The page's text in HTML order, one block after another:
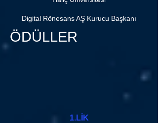
Digital Rönesans AŞ Kurucu Başkanı
ÖDÜLLER
1.LİK